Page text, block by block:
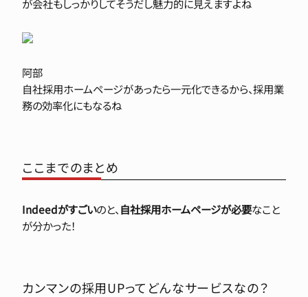
が会社もしっかりしてそうだし魅力的に見えますよね
阿部
自社採用ホームページがあったら一元化できるから、採用業
務の効率化にもなるね
ここまでのまとめ
Indeedがすごいのと、 自社採用ホームページが必要なこと
が分かった！
カンマンの採用UPってどんなサービスなの？